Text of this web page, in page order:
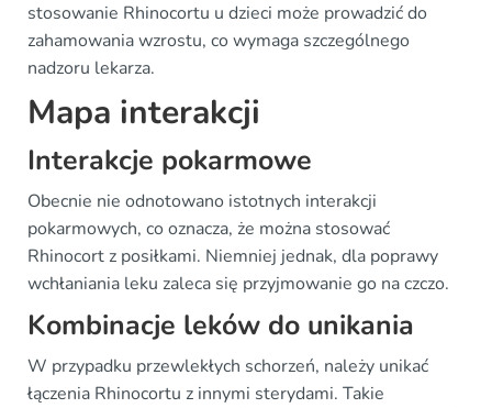
stosowanie Rhinocortu u dzieci może prowadzić do
zahamowania wzrostu, co wymaga szczególnego
nadzoru lekarza.
Mapa interakcji
Interakcje pokarmowe
Obecnie nie odnotowano istotnych interakcji
pokarmowych, co oznacza, że można stosować
Rhinocort z posiłkami. Niemniej jednak, dla poprawy
wchłaniania leku zaleca się przyjmowanie go na czczo.
Kombinacje leków do unikania
W przypadku przewlekłych schorzeń, należy unikać
łączenia Rhinocortu z innymi sterydami. Takie